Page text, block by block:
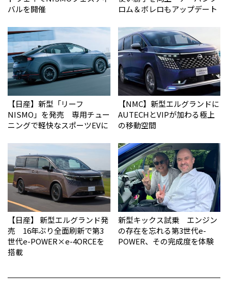
バルを開催
ロム＆ボレロもアップデート
【日産】新型「リーフ
NISMO」を発売 専用チュー
ニングで軽快なスポーツEVに
【NMC】新型エルグランドに
AUTECHとVIPが加わる極上
の移動空間
【日産】 新型エルグランド発
売 16年ぶり全面刷新で第3
世代e-POWER×e-4ORCEを
搭載
新型キックス試乗 エンジン
の存在を忘れる第3世代e-
POWER、その完成度を体験